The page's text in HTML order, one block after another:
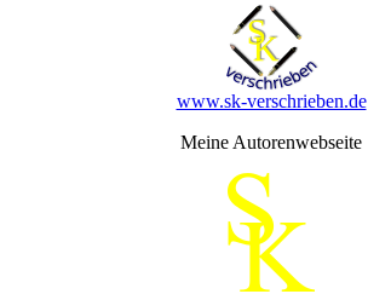
www.sk-verschrieben.de
Meine Autorenwebseite